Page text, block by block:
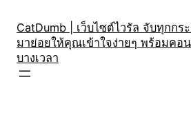
content
CatDumb | เว็บไซต์ไวรัล จับทุกก
มาย่อยให้คุณเข้าใจง่ายๆ พร้อมคอ
บางเวลา